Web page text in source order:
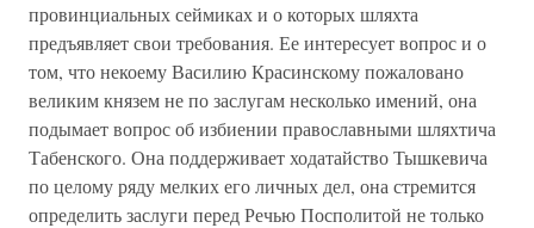
провинциальных сеймиках и о которых шляхта
предъявляет свои требования. Ее интересует вопрос и о
том, что некоему Василию Красинскому пожаловано
великим князем не по заслугам несколько имений, она
подымает вопрос об избиении православными шляхтича
Табенского. Она поддерживает ходатайство Тышкевича
по целому ряду мелких его личных дел, она стремится
определить заслуги перед Речью Посполитой не только